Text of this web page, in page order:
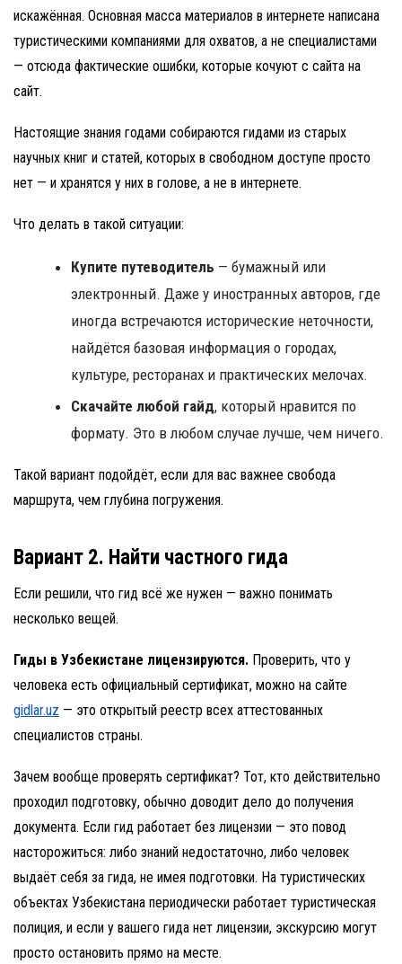
искажённая. Основная масса материалов в интернете написана
туристическими компаниями для охватов, а не специалистами
— отсюда фактические ошибки, которые кочуют с сайта на
сайт.
Настоящие знания годами собираются гидами из старых
научных книг и статей, которых в свободном доступе просто
нет — и хранятся у них в голове, а не в интернете.
Что делать в такой ситуации:
Купите путеводитель — бумажный или
электронный. Даже у иностранных авторов, где
иногда встречаются исторические неточности,
найдётся базовая информация о городах,
культуре, ресторанах и практических мелочах.
Скачайте любой гайд, который нравится по
формату. Это в любом случае лучше, чем ничего.
Такой вариант подойдёт, если для вас важнее свобода
маршрута, чем глубина погружения.
Вариант 2. Найти частного гида
Если решили, что гид всё же нужен — важно понимать
несколько вещей.
Гиды в Узбекистане лицензируются. Проверить, что у
человека есть официальный сертификат, можно на сайте
gidlar.uz — это открытый реестр всех аттестованных
специалистов страны.
Зачем вообще проверять сертификат? Тот, кто действительно
проходил подготовку, обычно доводит дело до получения
документа. Если гид работает без лицензии — это повод
насторожиться: либо знаний недостаточно, либо человек
выдаёт себя за гида, не имея подготовки. На туристических
объектах Узбекистана периодически работает туристическая
полиция, и если у вашего гида нет лицензии, экскурсию могут
просто остановить прямо на месте.